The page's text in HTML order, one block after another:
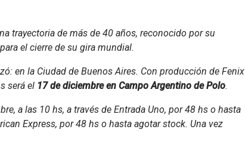
trayectoria de más de 40 años, reconocido por su
el cierre de su gira mundial.
en la Ciudad de Buenos Aires. Con producción de Fenix
será el 17 de diciembre en Campo Argentino de Polo.
a las 10 hs, a través de Entrada Uno, por 48 hs o hasta
Express, por 48 hs o hasta agotar stock. Una vez